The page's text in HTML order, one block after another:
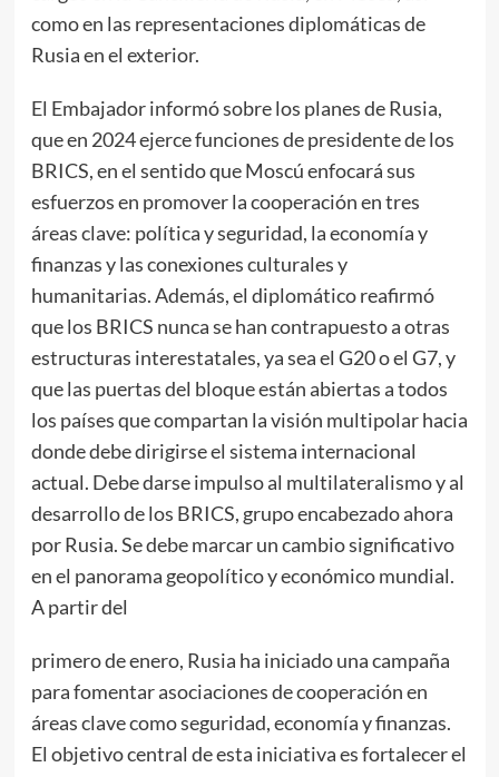
como en las representaciones diplomáticas de
Rusia en el exterior.
El Embajador informó sobre los planes de Rusia,
que en 2024 ejerce funciones de presidente de los
BRICS, en el sentido que Moscú enfocará sus
esfuerzos en promover la cooperación en tres
áreas clave: política y seguridad, la economía y
finanzas y las conexiones culturales y
humanitarias. Además, el diplomático reafirmó
que los BRICS nunca se han contrapuesto a otras
estructuras interestatales, ya sea el G20 o el G7, y
que las puertas del bloque están abiertas a todos
los países que compartan la visión multipolar hacia
donde debe dirigirse el sistema internacional
actual. Debe darse impulso al multilateralismo y al
desarrollo de los BRICS, grupo encabezado ahora
por Rusia. Se debe marcar un cambio significativo
en el panorama geopolítico y económico mundial.
A partir del
primero de enero, Rusia ha iniciado una campaña
para fomentar asociaciones de cooperación en
áreas clave como seguridad, economía y finanzas.
El objetivo central de esta iniciativa es fortalecer el